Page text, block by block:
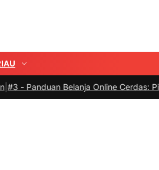
Belanja Online Cerdas: Pilih